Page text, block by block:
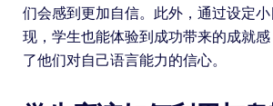
们会感到更加自信。此外，通过设定
现，学生也能体验到成功带来的成就
了他们对自己语言能力的信心。